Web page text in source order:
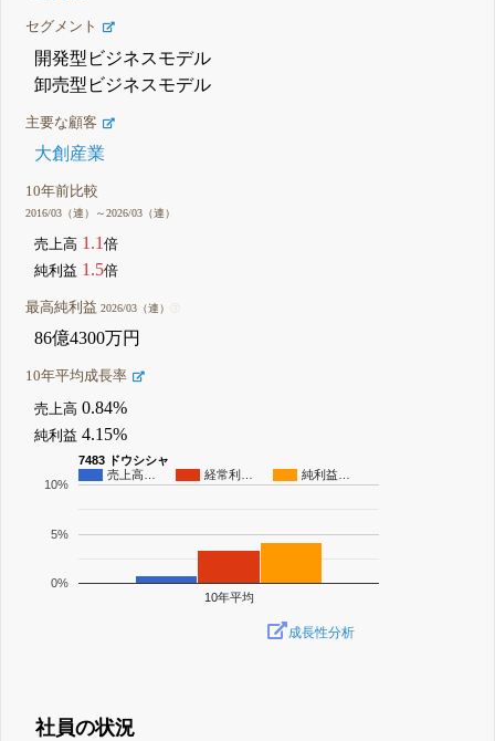
セグメント
開発型ビジネスモデル
卸売型ビジネスモデル
主要な顧客
大創産業
10年前比較
2016/03（連）～2026/03（連）
売上高 1.1倍
純利益 1.5倍
最高純利益2026/03（連）
86億4300万円
10年平均成長率
売上高 0.84%
純利益 4.15%
7483 ドウシシャ
売上高…
経常利… 純利益…
10年平均
0%
5%
10%
成長性分析
社員の状況